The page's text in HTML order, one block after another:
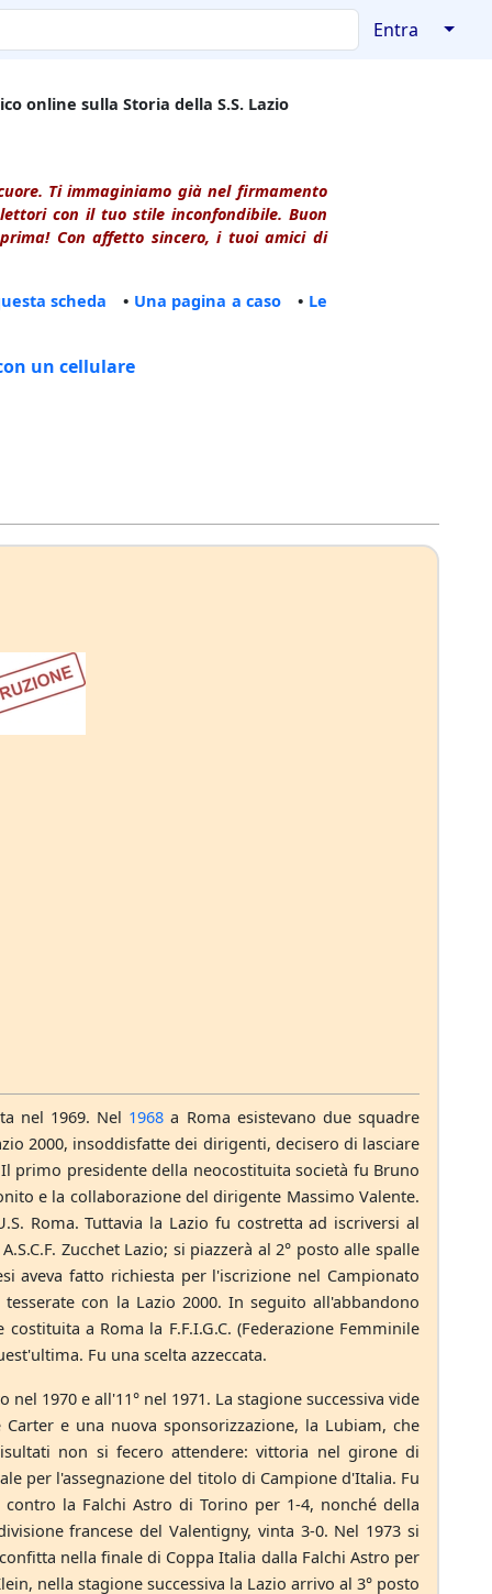
Entra ↓
online sulla Storia della S.S. Lazio
Ti immaginiamo già nel firmamento
con il tuo stile inconfondibile. Buon
Con affetto sincero, i tuoi amici di
scheda • Una pagina a caso • Le
un cellulare
nel 1969. Nel 1968 a Roma esistevano due squadre
2000, insoddisfatte dei dirigenti, decisero di lasciare
primo presidente della neocostituita società fu Bruno
e la collaborazione del dirigente Massimo Valente.
Roma. Tuttavia la Lazio fu costretta ad iscriversi al
Zucchet Lazio; si piazzerà al 2° posto alle spalle
aveva fatto richiesta per l'iscrizione nel Campionato
con la Lazio 2000. In seguito all'abbandono
a Roma la F.F.I.G.C. (Federazione Femminile
Fu una scelta azzeccata.
1970 e all'11° nel 1971. La stagione successiva vide
e una nuova sponsorizzazione, la Lubiam, che
non si fecero attendere: vittoria nel girone di
per l'assegnazione del titolo di Campione d'Italia. Fu
la Falchi Astro di Torino per 1-4, nonché della
francese del Valentigny, vinta 3-0. Nel 1973 si
nella finale di Coppa Italia dalla Falchi Astro per
nella stagione successiva la Lazio arrivo al 3° posto